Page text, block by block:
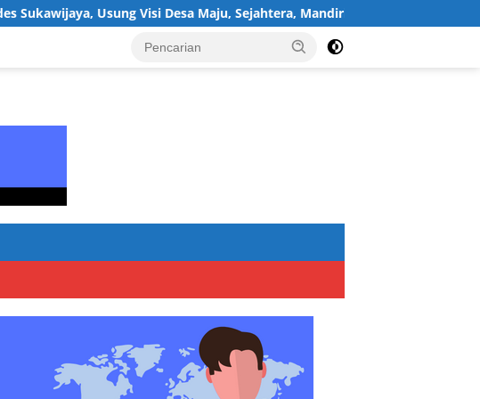
Visi Desa Maju, Sejahtera, Mandiri, dan Religius Bangun Sukawijaya